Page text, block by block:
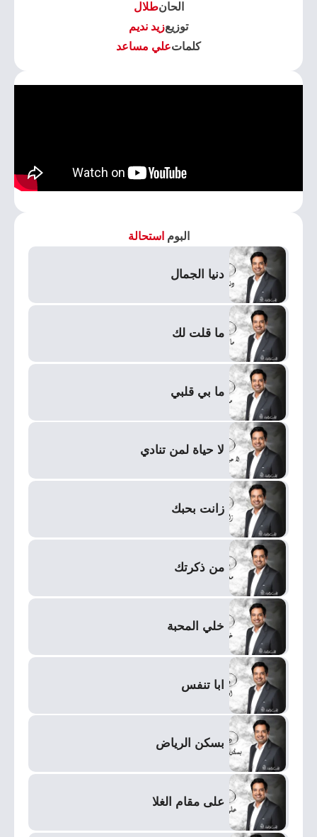
الحانطلال
توزيعزيد نديم
كلماتعلي مساعد
البوم استحالة
دنيا الجمال
ما قلت لك
ما بي قلبي
لا حياة لمن تنادي
زانت بحبك
من ذكرتك
خلي المحبة
ابا تنفس
بسكن الرياض
على مقام الغلا